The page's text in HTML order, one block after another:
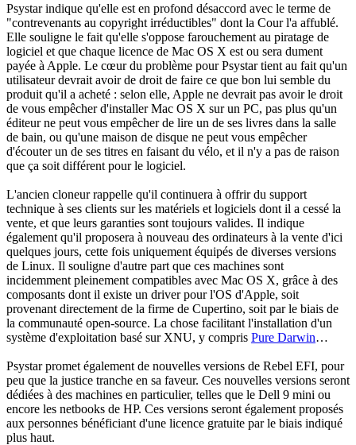
Psystar indique qu'elle est en profond désaccord avec le terme de
"contrevenants au copyright irréductibles" dont la Cour l'a affublé.
Elle souligne le fait qu'elle s'oppose farouchement au piratage de
logiciel et que chaque licence de Mac OS X est ou sera dument
payée à Apple. Le cœur du problème pour Psystar tient au fait qu'un
utilisateur devrait avoir de droit de faire ce que bon lui semble du
produit qu'il a acheté : selon elle, Apple ne devrait pas avoir le droit
de vous empêcher d'installer Mac OS X sur un PC, pas plus qu'un
éditeur ne peut vous empêcher de lire un de ses livres dans la salle
de bain, ou qu'une maison de disque ne peut vous empêcher
d'écouter un de ses titres en faisant du vélo, et il n'y a pas de raison
que ça soit différent pour le logiciel.
L'ancien cloneur rappelle qu'il continuera à offrir du support
technique à ses clients sur les matériels et logiciels dont il a cessé la
vente, et que leurs garanties sont toujours valides. Il indique
également qu'il proposera à nouveau des ordinateurs à la vente d'ici
quelques jours, cette fois uniquement équipés de diverses versions
de Linux. Il souligne d'autre part que ces machines sont
incidemment pleinement compatibles avec Mac OS X, grâce à des
composants dont il existe un driver pour l'OS d'Apple, soit
provenant directement de la firme de Cupertino, soit par le biais de
la communauté open-source. La chose facilitant l'installation d'un
système d'exploitation basé sur XNU, y compris Pure Darwin…
Psystar promet également de nouvelles versions de Rebel EFI, pour
peu que la justice tranche en sa faveur. Ces nouvelles versions seront
dédiées à des machines en particulier, telles que le Dell 9 mini ou
encore les netbooks de HP. Ces versions seront également proposés
aux personnes bénéficiant d'une licence gratuite par le biais indiqué
plus haut.